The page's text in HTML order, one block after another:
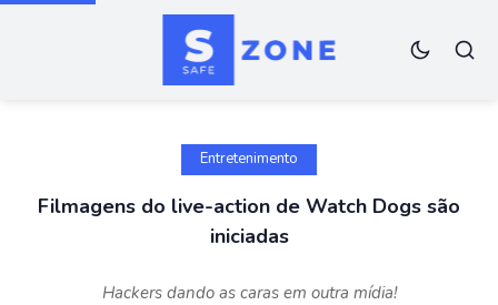
Entretenimento
Filmagens do live-action de Watch Dogs são
iniciadas
Hackers dando as caras em outra mídia!